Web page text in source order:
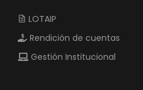
LOTAIP
Rendición de cuentas
Gestión Institucional